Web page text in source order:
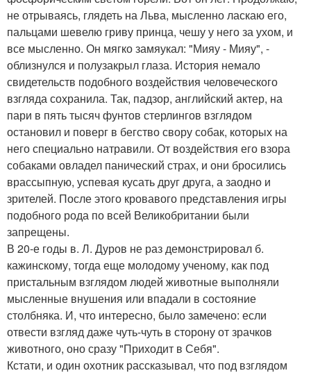
не отрываясь, глядеть на Льва, мысленно ласкаю его,
пальцами шевелю гриву принца, чешу у него за ухом, и
все мысленно. Он мягко замяукал: "Мияу - Мияу", -
облизнулся и полузакрыл глаза. История немало
свидетельств подобного воздействия человеческого
взгляда сохранила. Так, падзор, английский актер, на
пари в пять тысяч фунтов стерлингов взглядом
остановил и поверг в бегство свору собак, которых на
него специально натравили. От воздействия его взора
собаками овладел панический страх, и они бросились
врассыпную, успевая кусать друг друга, а заодно и
зрителей. После этого кровавого представления игры
подобного рода по всей Великобритании были
запрещены.
В 20-е годы в. Л. Дуров не раз демонстрировал б.
кажинскому, тогда еще молодому ученому, как под
пристальным взглядом людей животные выполняли
мысленные внушения или впадали в состояние
столбняка. И, что интересно, было замечено: если
отвести взгляд даже чуть-чуть в сторону от зрачков
животного, оно сразу "Приходит в Себя".
Кстати, и один охотник рассказывал, что под взглядом